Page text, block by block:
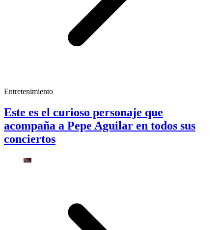
Entretenimiento
Este es el curioso personaje que
acompaña a Pepe Aguilar en todos sus
conciertos